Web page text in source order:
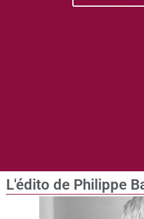
L'édito de Philippe